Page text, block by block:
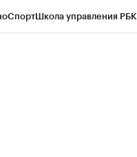
СпортШкола управления РБК